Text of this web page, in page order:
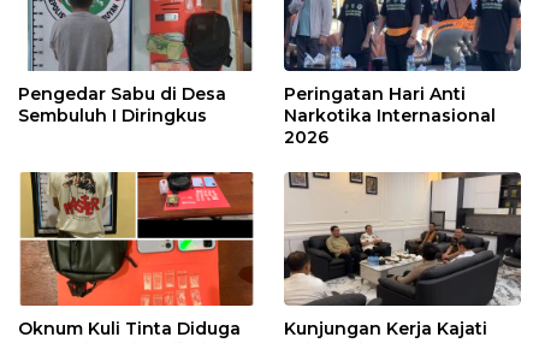
Pengedar Sabu di Desa
Sembuluh I Diringkus
Peringatan Hari Anti
Narkotika Internasional
2026
Oknum Kuli Tinta Diduga
Kunjungan Kerja Kajati